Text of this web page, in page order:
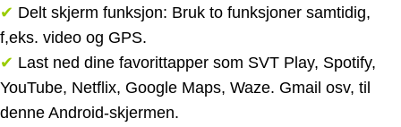
✔ Delt skjerm funksjon: Bruk to funksjoner samtidig,
f,eks. video og GPS.
✔ Last ned dine favorittapper som SVT Play, Spotify,
YouTube, Netflix, Google Maps, Waze. Gmail osv, til
denne Android-skjermen.